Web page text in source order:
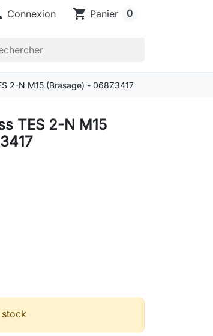
Connexion shopping_cart Panier 0
2-N M15 (Brasage) - 068Z3417
TES 2-N M15